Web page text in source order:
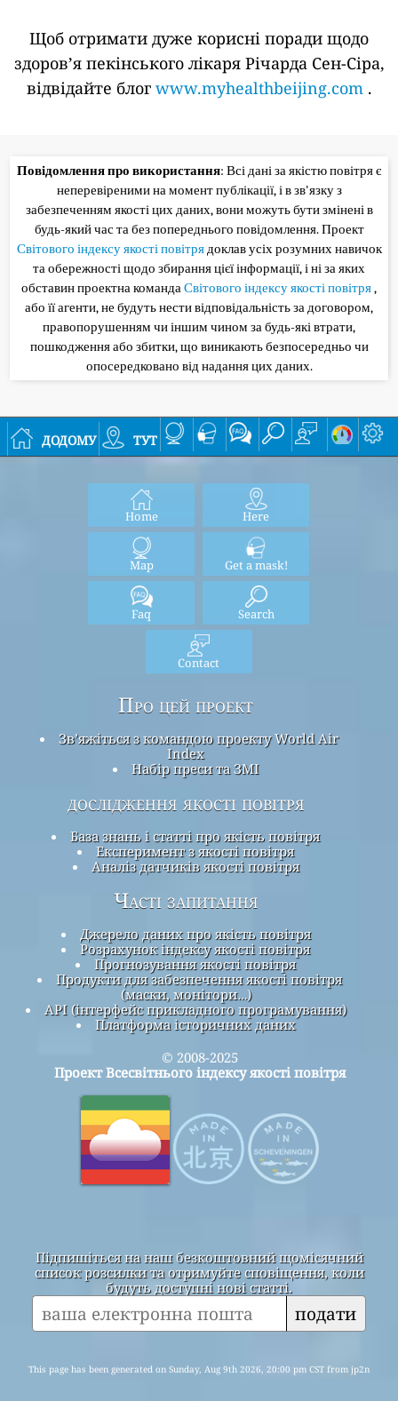
Щоб отримати дуже корисні поради щодо
здоров’я пекінського лікаря Річарда Сен-Сіра,
відвідайте блог www.myhealthbeijing.com.
Повідомлення про використання: Всі дані за якістю повітря є
неперевіреними на момент публікації, і в зв'язку з
забезпеченням якості цих даних, вони можуть бути змінені в
будь-який час та без попереднього повідомлення. Проект
Світового індексу якості повітрядоклав усіх розумних навичок
та обережності щодо збирання цієї інформації, і ні за яких
обставин проектна командаСвітового індексу якості повітря,
або її агенти, не будуть нести відповідальність за договором,
правопорушенням чи іншим чином за будь-які втрати,
пошкодження або збитки, що виникають безпосередньо чи
опосередковано від надання цих даних.
додому тут
Home Here
Map Get a mask!
Faq Search
Contact
Про цей проект
Зв’яжіться з командою проекту World Air
Index
Набір преси та ЗМІ
дослідження якості повітря
База знань і статті про якість повітря
Експеримент з якості повітря
Аналіз датчиків якості повітря
Часті запитання
Джерело даних про якість повітря
Розрахунок індексу якості повітря
Прогнозування якості повітря
Продукти для забезпечення якості повітря
(маски, монітори…)
API (інтерфейс прикладного програмування)
Платформа історичних даних
© 2008-2025
Проект Всесвітнього індексу якості повітря
Підпишіться на наш безкоштовний щомісячний
список розсилки та отримуйте сповіщення, коли
будуть доступні нові статті.
подати
This page has been generated on Sunday, Aug 9th 2026, 20:00 pm CST from jp2n